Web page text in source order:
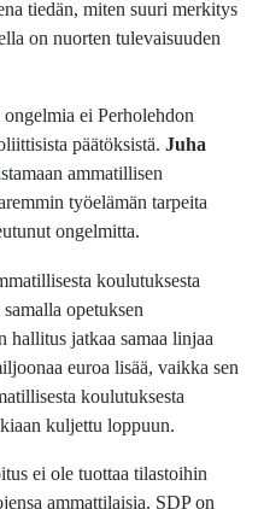
tiedän, miten suuri merkitys
on nuorten tulevaisuuden
ei Perholehdon
päätöksistä.Juha
ammatillisen
työelämän tarpeita
ongelmitta.
koulutuksesta
opetuksen
jatkaa samaa linjaa
euroa lisää, vaikka sen
koulutuksesta
kuljettu loppuun.
ei ole tuottaa tilastoihin
ammattilaisia. SDP on